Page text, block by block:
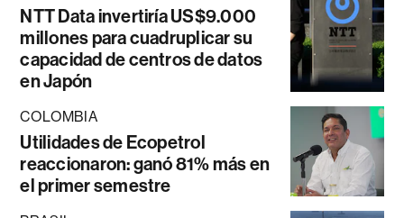
NTT Data invertiría US$9.000
millones para cuadruplicar su
capacidad de centros de datos
en Japón
COLOMBIA
Utilidades de Ecopetrol
reaccionaron: ganó 81% más en
el primer semestre